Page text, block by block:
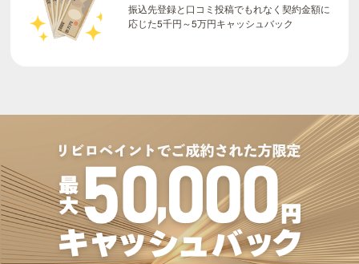
振込先登録と口コミ投稿でもれなく契約金額に
応じた5千円～5万円キャッシュバック